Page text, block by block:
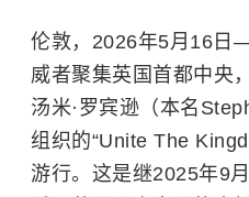
伦敦，2026年5月16
威者聚集英国首都中央
汤米·罗宾逊（本名
组织的“Unite The
游行。这是继2025年9